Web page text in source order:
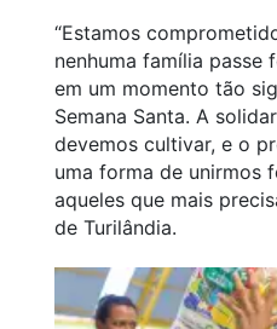
“Estamos
nenhuma família passe
em um momento tão
Semana Santa. A
devemos cultivar, e o
uma forma de unirmos
aqueles que mais
de Turilândia.